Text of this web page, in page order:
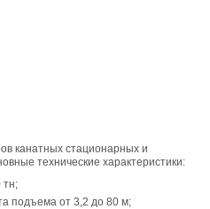
канатных стационарных и
технические характеристики:
тн;
подъема от 3,2 до 80 м;